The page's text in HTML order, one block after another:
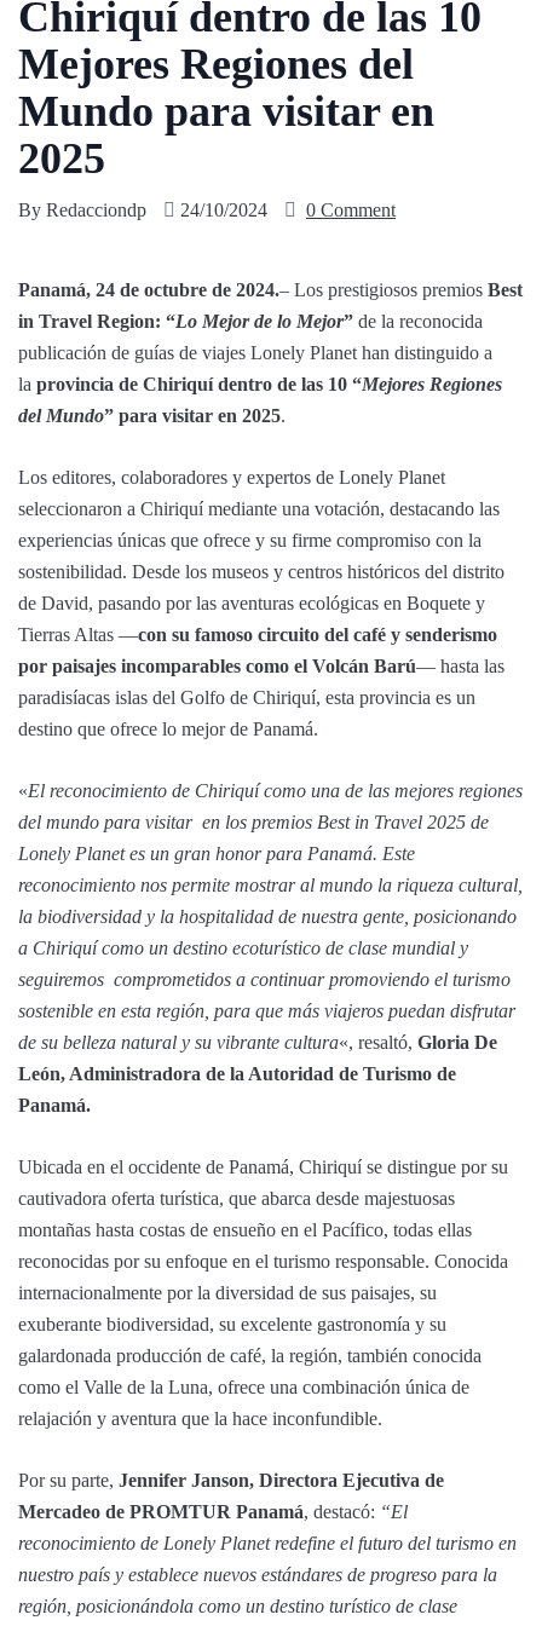
Chiriquí dentro de las 10
Mejores Regiones del
Mundo para visitar en
2025
By Redacciondp 24/10/2024 0 Comment
Panamá, 24 de octubre de 2024.– Los prestigiosos premios Best
in Travel Region: “Lo Mejor de lo Mejor” de la reconocida
publicación de guías de viajes Lonely Planet han distinguido a
la provincia de Chiriquí dentro de las 10 “Mejores Regiones
del Mundo” para visitar en 2025.
Los editores, colaboradores y expertos de Lonely Planet
seleccionaron a Chiriquí mediante una votación, destacando las
experiencias únicas que ofrece y su firme compromiso con la
sostenibilidad. Desde los museos y centros históricos del distrito
de David, pasando por las aventuras ecológicas en Boquete y
Tierras Altas —con su famoso circuito del café y senderismo
por paisajes incomparables como el Volcán Barú— hasta las
paradisíacas islas del Golfo de Chiriquí, esta provincia es un
destino que ofrece lo mejor de Panamá.
«El reconocimiento de Chiriquí como una de las mejores regiones
del mundo para visitar en los premios Best in Travel 2025 de
Lonely Planet es un gran honor para Panamá. Este
reconocimiento nos permite mostrar al mundo la riqueza cultural,
la biodiversidad y la hospitalidad de nuestra gente, posicionando
a Chiriquí como un destino ecoturístico de clase mundial y
seguiremos comprometidos a continuar promoviendo el turismo
sostenible en esta región, para que más viajeros puedan disfrutar
de su belleza natural y su vibrante cultura«, resaltó, Gloria De
León, Administradora de la Autoridad de Turismo de
Panamá.
Ubicada en el occidente de Panamá, Chiriquí se distingue por su
cautivadora oferta turística, que abarca desde majestuosas
montañas hasta costas de ensueño en el Pacífico, todas ellas
reconocidas por su enfoque en el turismo responsable. Conocida
internacionalmente por la diversidad de sus paisajes, su
exuberante biodiversidad, su excelente gastronomía y su
galardonada producción de café, la región, también conocida
como el Valle de la Luna, ofrece una combinación única de
relajación y aventura que la hace inconfundible.
Por su parte, Jennifer Janson, Directora Ejecutiva de
Mercadeo de PROMTUR Panamá, destacó: “El
reconocimiento de Lonely Planet redefine el futuro del turismo en
nuestro país y establece nuevos estándares de progreso para la
región, posicionándola como un destino turístico de clase